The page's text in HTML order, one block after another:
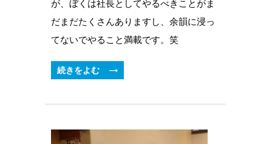
が、ぼくは社長としてやるべきことがま
だまだたくさんありますし、余韻に浸っ
てないでやること満載です。笑
続きをよむ